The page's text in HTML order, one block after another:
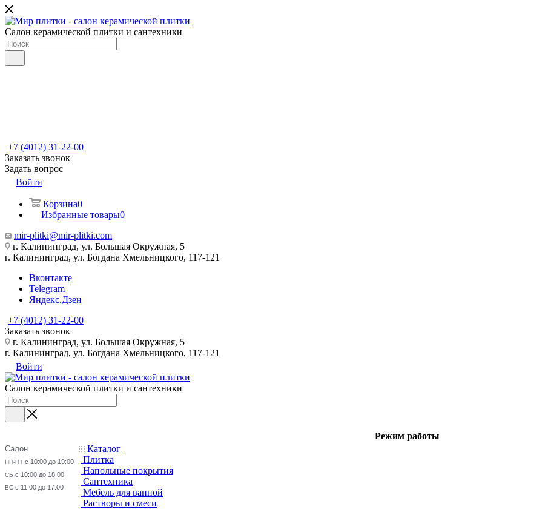
Салон керамической плитки и сантехники
+7 (4012) 31-22-00
Заказать звонок
Задать вопрос
Войти
Корзина0
Избранные товары0
mir-plitki@mir-plitki.com
г. Калининград, ул. Большая Окружная, 5
г. Калининград, ул. Богдана Хмельницкого, 117-121
Вконтакте
Telegram
Яндекс.Дзен
+7 (4012) 31-22-00
Заказать звонок
г. Калининград, ул. Большая Окружная, 5
г. Калининград, ул. Богдана Хмельницкого, 117-121
Войти
Салон керамической плитки и сантехники
Режим работы
Салон
ПН-ПТ с 10:00 до 19:00
СБ с 10:00 до 18:00
ВС с 11:00 до 17:00
Каталог
Плитка
Напольные покрытия
Сантехника
Мебель для ванной
Растворы и смеси